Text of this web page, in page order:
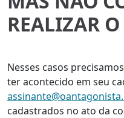
REALIZAR
Nesses casos
ter acontecido em seu
cadastrados no ato da